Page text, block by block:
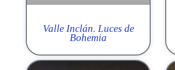
Valle Inclán. Luces de
Bohemia